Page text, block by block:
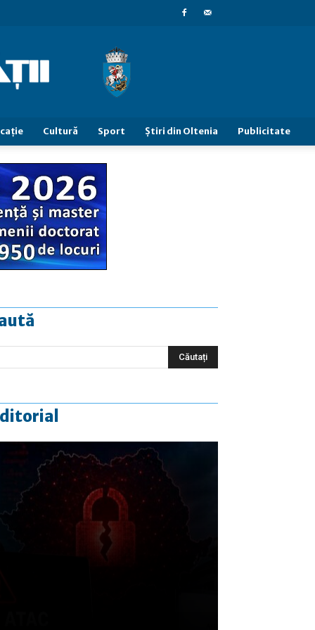
Cultură Sport Știri din Oltenia Publicitate